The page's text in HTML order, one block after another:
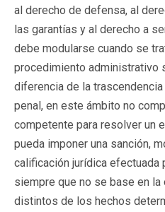
al derecho de defensa, al
las garantías y al derecho a
debe modularse cuando se
procedimiento administrativo
diferencia de la
penal, en este ámbito no
competente para resolver un
pueda imponer una sanción,
calificación jurídica efectuada
siempre que no se base en
distintos de los hechos